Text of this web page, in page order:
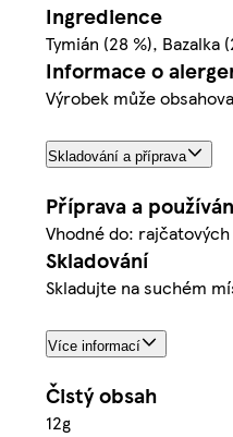
Ingredience
Tymián (28 %),
Informace o
Výrobek může
Skladování a příprava
Příprava a
Vhodné do:
Skladování
Skladujte na suchém
Více informací
Čistý obsah
12g